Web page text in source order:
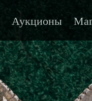
Аукционы